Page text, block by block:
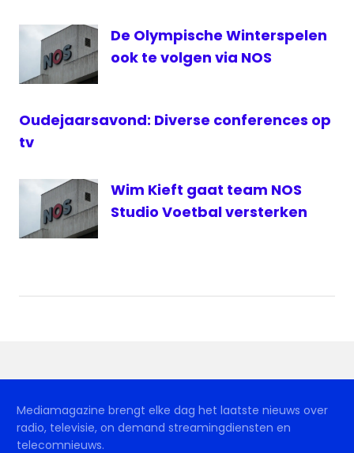
oranje
De Olympische Winterspelen
ook te volgen via NOS
Oudejaarsavond: Diverse conferences op
tv
Wim Kieft gaat team NOS
Studio Voetbal versterken
Mediamagazine brengt elke dag het laatste nieuws over
radio, televisie, on demand streamingdiensten en
telecomnieuws.